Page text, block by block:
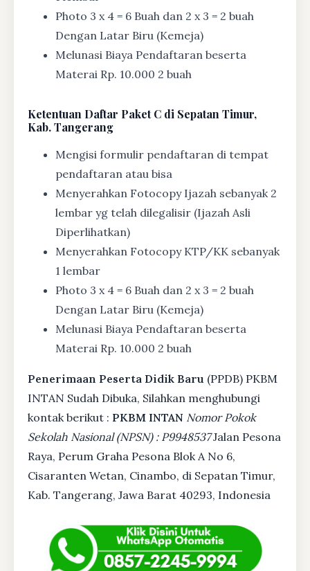
Photo 3 x 4 = 6 Buah dan 2 x 3 = 2 buah
Dengan Latar Biru (Kemeja)
Melunasi Biaya Pendaftaran beserta
Materai Rp. 10.000 2 buah
Ketentuan Daftar Paket C di Sepatan Timur,
Kab. Tangerang
Mengisi formulir pendaftaran di tempat
pendaftaran atau bisa
Menyerahkan Fotocopy Ijazah sebanyak 2
lembar yg telah dilegalisir (Ijazah Asli
Diperlihatkan)
Menyerahkan Fotocopy KTP/KK sebanyak
1 lembar
Photo 3 x 4 = 6 Buah dan 2 x 3 = 2 buah
Dengan Latar Biru (Kemeja)
Melunasi Biaya Pendaftaran beserta
Materai Rp. 10.000 2 buah
Penerimaan Peserta Didik Baru (PPDB) PKBM
INTAN Sudah Dibuka, Silahkan menghubungi
kontak berikut : PKBM INTAN Nomor Pokok
Sekolah Nasional (NPSN) : P9948537Jalan Pesona
Raya, Perum Graha Pesona Blok A No 6,
Cisaranten Wetan, Cinambo, di Sepatan Timur,
Kab. Tangerang, Jawa Barat 40293, Indonesia